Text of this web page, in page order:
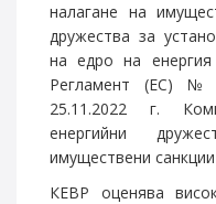
налагане на
дружества за
на едро на
Регламент (ЕС) №
25.11.2022 г.
енергийни
имуществени
КЕВР оценява